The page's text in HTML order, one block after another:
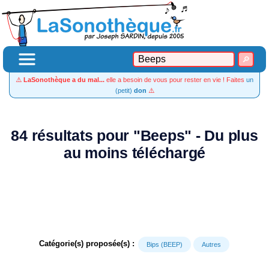
⚠️ LaSonothèque a du mal... elle a besoin de vous pour rester en vie ! Faites un
(petit) don ⚠️
84 résultats pour "Beeps" - Du plus
au moins téléchargé
Catégorie(s) proposée(s) : Bips (BEEP) Autres